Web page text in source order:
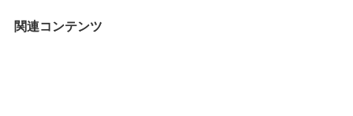
リ
関連コンテンツ